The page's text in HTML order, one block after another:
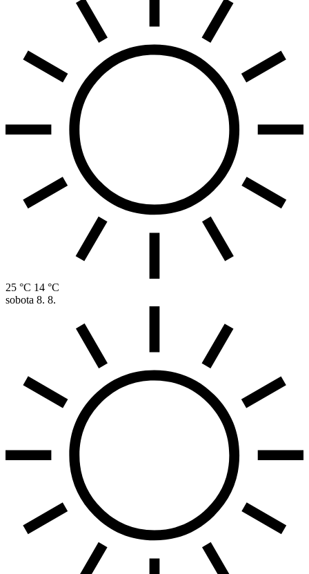
25 °C 14 °C
sobota 8. 8.